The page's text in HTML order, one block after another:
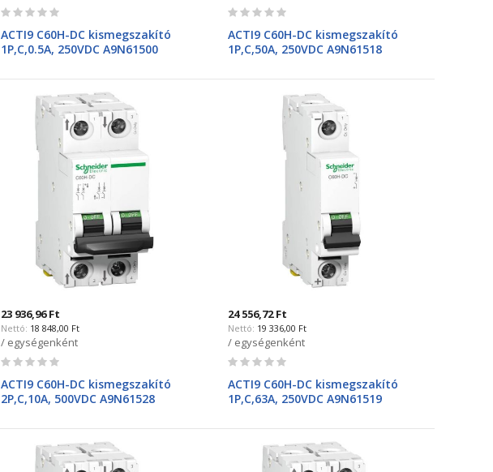
Rating:
ACTI9 C60H-DC kismegszakító
1P,C,0.5A, 250VDC A9N61500
Rating:
ACTI9 C60H-DC kismegszakító
1P,C,50A, 250VDC A9N61518
23 936,96 Ft
18 848,00 Ft
/ egységenként
Rating:
ACTI9 C60H-DC kismegszakító
2P,C,10A, 500VDC A9N61528
24 556,72 Ft
19 336,00 Ft
/ egységenként
Rating:
ACTI9 C60H-DC kismegszakító
1P,C,63A, 250VDC A9N61519